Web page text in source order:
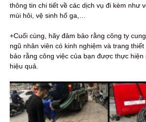
thông tin chi tiết về các dịch vụ đi kèm như
mùi hôi, vệ sinh hố ga,…
+Cuối cùng, hãy đảm bảo rằng công ty
ngũ nhân viên có kinh nghiệm và trang
bảo rằng công việc của bạn được thực hiện
hiệu quả.